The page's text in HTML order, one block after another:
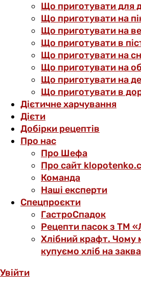
Що приготувати для
Що приготувати на
Що приготувати на
Що приготувати в
Що приготувати на
Що приготувати на
Що приготувати на
Що приготувати в
Дієтичне харчування
Дієти
Добірки рецептів
Про нас
Про Шефа
Про сайт
Команда
Наші експерти
Спецпроєкти
ГастроСпадок
Рецепти пасок з ТМ
Хлібний крафт. Чому
купуємо хліб на
Увійти